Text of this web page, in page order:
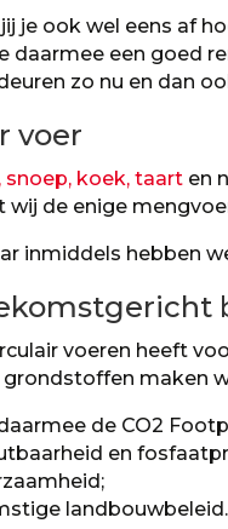
je ook wel eens af
daarmee een goed
zo nu en dan
voer
snoep, koek, taart en
wij de enige
inmiddels hebben
voeren heeft
maken
de CO2
en
landbouwbeleid.